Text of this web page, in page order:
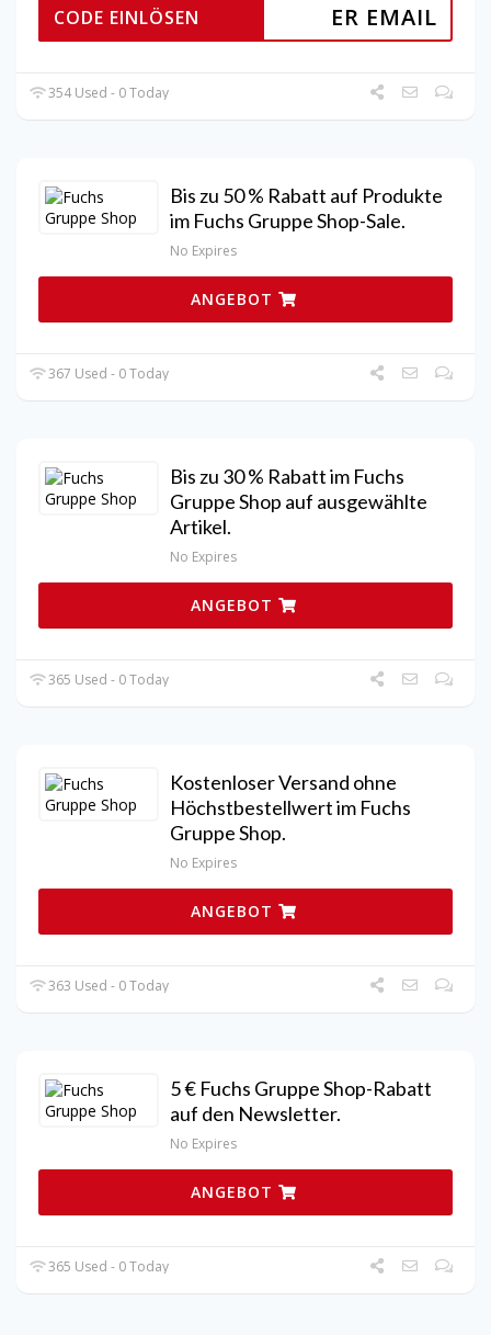
ER EMAIL
CODE EINLÖSEN
354 Used - 0 Today
Bis zu 50 % Rabatt auf Produkte
im Fuchs Gruppe Shop-Sale.
No Expires
ANGEBOT
367 Used - 0 Today
Bis zu 30 % Rabatt im Fuchs
Gruppe Shop auf ausgewählte
Artikel.
No Expires
ANGEBOT
365 Used - 0 Today
Kostenloser Versand ohne
Höchstbestellwert im Fuchs
Gruppe Shop.
No Expires
ANGEBOT
363 Used - 0 Today
5 € Fuchs Gruppe Shop-Rabatt
auf den Newsletter.
No Expires
ANGEBOT
365 Used - 0 Today